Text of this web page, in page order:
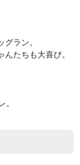
ラン。
たちも大喜び。